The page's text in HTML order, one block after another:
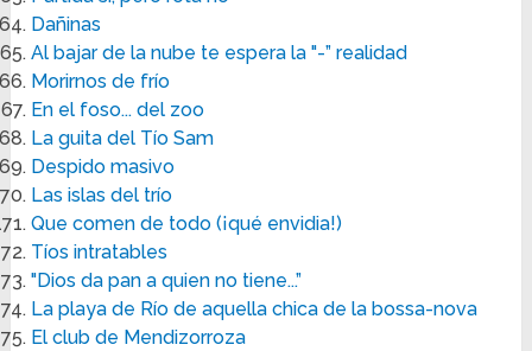
Dañinas
Al bajar de la nube te espera la "-” realidad
Morirnos de frío
En el foso... del zoo
La guita del Tío Sam
Despido masivo
Las islas del trío
Que comen de todo (¡qué envidia!)
Tíos intratables
"Dios da pan a quien no tiene...”
La playa de Río de aquella chica de la bossa-nova
El club de Mendizorroza